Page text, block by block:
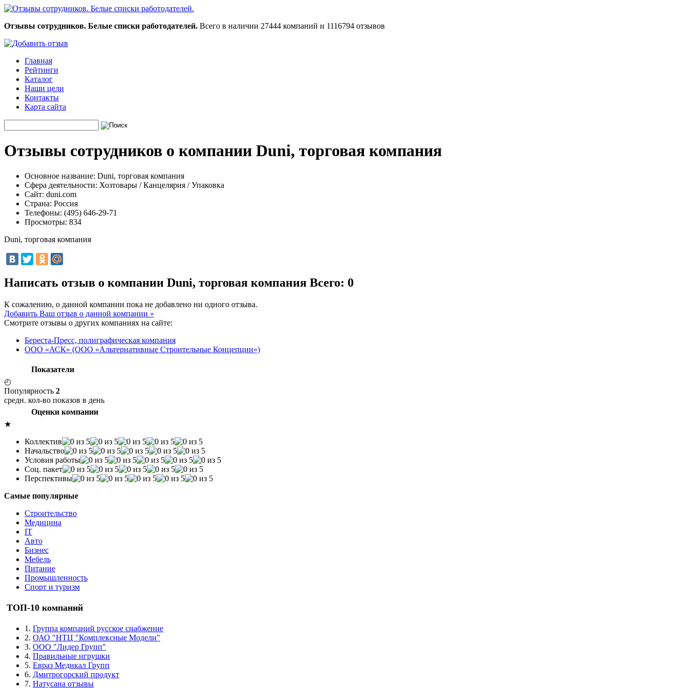
Отзывы сотрудников. Белые списки работодателей. Всего в наличии 27444 компаний и 1116794 отзывов
Главная
Рейтинги
Каталог
Наши цели
Контакты
Карта сайта
Отзывы сотрудников о компании Duni, торговая компания
Основное название: Duni, торговая компания
Сфера деятельности: Хозтовары / Канцелярия / Упаковка
Сайт: duni.com
Страна: Россия
Телефоны: (495) 646-29-71
Просмотры: 834
Duni, торговая компания
Написать отзыв о компании Duni, торговая компания Всего: 0
К сожалению, о данной компании пока не добавлено ни одного отзыва.
Добавить Ваш отзыв о данной компании »
Смотрите отзывы о других компаниях на сайте:
Береста-Пресс, полиграфическая компания
ООО «АСК» (ООО «Альтернативные Строительные Концепции»)
Показатели
◴
Популярность 2
средн. кол-во показов в день
Оценки компании
★
Коллектив
Начальство
Условия работы
Соц. пакет
Перспективы
Самые популярные
Строительство
Медицина
IT
Авто
Бизнес
Мебель
Питание
Промышленность
Спорт и туризм
ТОП-10 компаний
1. Группа компаний русское снабжение
2. ОАО "НТЦ "Комплексные Модели"
3. ООО "Лидер Групп"
4. Правильные игрушки
5. Евраз Медикал Групп
6. Дмитрогорский продукт
7. Натусана отзывы